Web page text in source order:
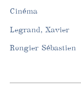
Cinéma
Legrand, Xavier
Rongier Sébastien